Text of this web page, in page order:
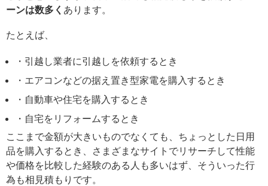
ーンは数多く あります。
たとえば、
・引越し業者に引越しを依頼するとき
・エアコンなどの据え置き型家電を購入するとき
・自動車や住宅を購入するとき
・自宅をリフォームするとき
ここまで金額が大きいものでなくても、ちょっとした日用
品を購入するとき、さまざまなサイトでリサーチして性能
や価格を比較した経験のある人も多いはず、そういった行
為も相見積もりです。